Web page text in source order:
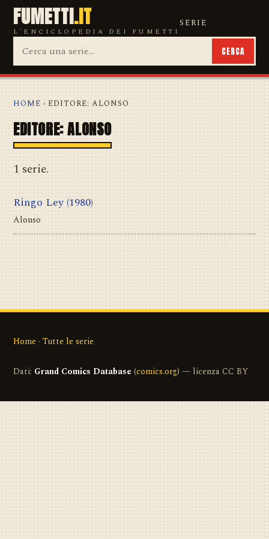
FUMETTI.IT
L'ENCICLOPEDIA DEI FUMETTI
SERIE
CERCA
HOME › EDITORE: ALONSO
EDITORE: ALONSO
1 serie.
Ringo Ley (1980)
Alonso
Home · Tutte le serie
Dati: Grand Comics Database (comics.org) — licenza CC BY